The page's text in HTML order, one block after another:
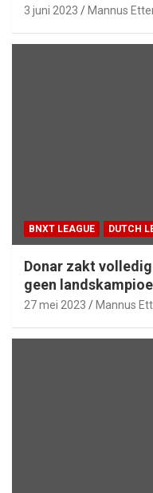
3 juni 2023 Mannus
BNXT LEAGUE DUTCH
Donar zakt
geen
27 mei 2023 Mannus